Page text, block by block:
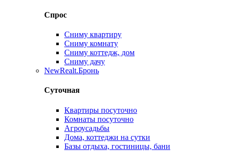
Спрос
Сниму квартиру
Сниму комнату
Сниму коттедж, дом
Сниму дачу
NewRealt.Бронь
Суточная
Квартиры посуточно
Комнаты посуточно
Агроусадьбы
Дома, коттеджи на сутки
Базы отдыха, гостиницы, бани